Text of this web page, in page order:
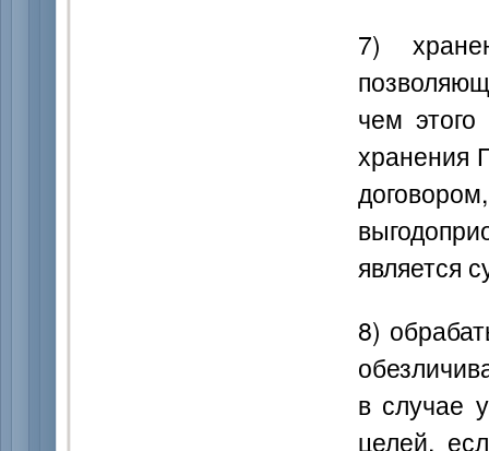
7)
чем
хранения
является
8)
в случае
целей,